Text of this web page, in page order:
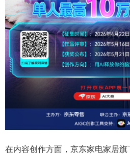
在内容创作方面，京东家电家居旗